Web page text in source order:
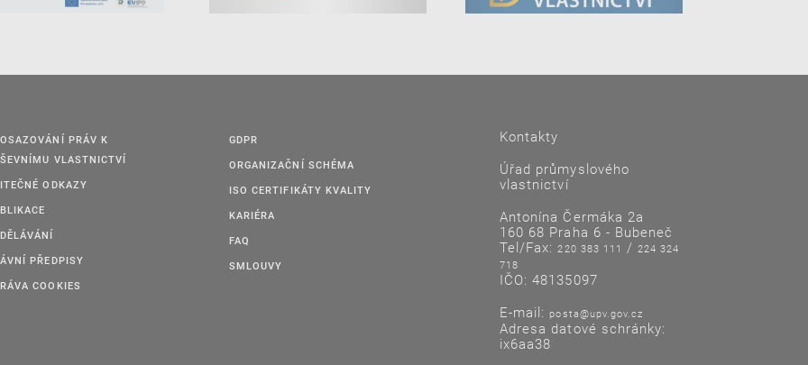
PRÁV K
VLASTNICTVÍ
ODKAZY
PŘEDPISY
COOKIES
GDPR
ORGANIZAČNÍ SCHÉMA
ISO CERTIFIKÁTY KVALITY
KARIÉRA
FAQ
SMLOUVY
Kontakty
Úřad průmyslového
vlastnictví
Antonína Čermáka 2a
160 68 Praha 6 - Bubeneč
Tel/Fax:220 383 111 /224 324
718
IČO: 48135097
E-mail: posta@upv.gov.cz
Adresa datové schránky:
ix6aa38